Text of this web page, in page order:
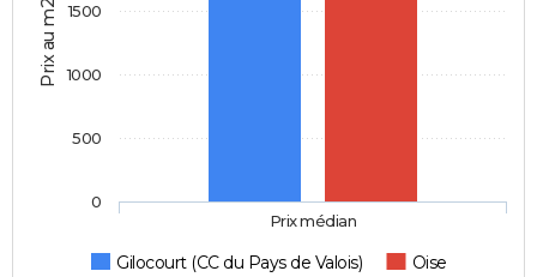
Prix au m2
Gilocourt (CC du Pays de Valois) Oise
Prix médian
0
500
1000
1500